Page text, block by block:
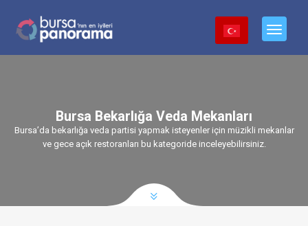
Bursa Bekarlığa Veda Mekanları
Bursa’da bekarlığa veda partisi yapmak isteyenler için müzikli mekanlar
ve gece açık restoranları bu kategoride inceleyebilirsiniz.